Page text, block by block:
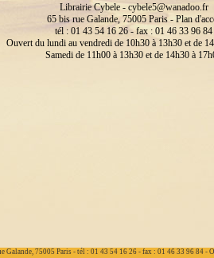
Librairie Cybele - cybele5@wanadoo.fr
65 bis rue Galande, 75005 Paris - Plan
tél : 01 43 54 16 26 - fax : 01 46 33 96 84
Ouvert du lundi au vendredi de 10h30 à 13h30 et de
Samedi de 11h00 à 13h30 et de 14h30 à
Galande, 75005 Paris - tél : 01 43 54 16 26 - fax : 01 46 33 96 84